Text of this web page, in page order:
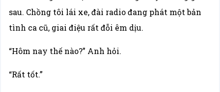
sau. Chồng tôi lái xe, đài radio đang phát một bản
tình ca cũ, giai điệu rất đỗi êm dịu.
“Hôm nay thế nào?” Anh hỏi.
“Rất tốt.”